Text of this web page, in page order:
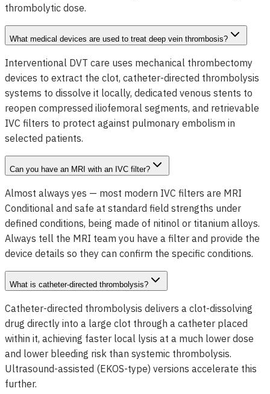
thrombolytic dose.
What medical devices are used to treat deep vein thrombosis?
Interventional DVT care uses mechanical thrombectomy
devices to extract the clot, catheter-directed thrombolysis
systems to dissolve it locally, dedicated venous stents to
reopen compressed iliofemoral segments, and retrievable
IVC filters to protect against pulmonary embolism in
selected patients.
Can you have an MRI with an IVC filter?
Almost always yes — most modern IVC filters are MRI
Conditional and safe at standard field strengths under
defined conditions, being made of nitinol or titanium alloys.
Always tell the MRI team you have a filter and provide the
device details so they can confirm the specific conditions.
What is catheter-directed thrombolysis?
Catheter-directed thrombolysis delivers a clot-dissolving
drug directly into a large clot through a catheter placed
within it, achieving faster local lysis at a much lower dose
and lower bleeding risk than systemic thrombolysis.
Ultrasound-assisted (EKOS-type) versions accelerate this
further.